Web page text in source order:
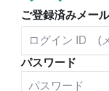
ご登録済みメー
パスワード